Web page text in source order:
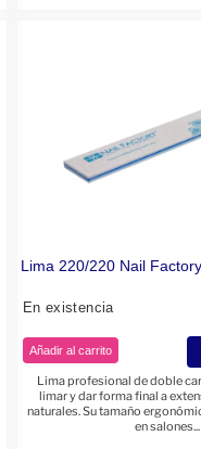
Lima 220/220 Nail Factory
En existencia
Añadir al carrito
Lima profesional de doble
limar y dar forma final a
naturales. Su tamaño
en salones...